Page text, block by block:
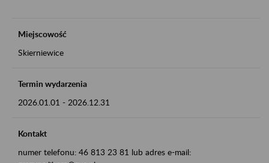
Miejscowość
Skierniewice
Termin wydarzenia
2026.01.01 - 2026.12.31
Kontakt
numer telefonu: 46 813 23 81 lub adres e-mail: